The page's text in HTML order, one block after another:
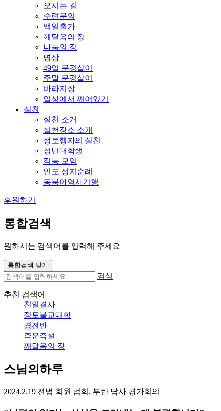
오시는 길
수련문의
백일출가
깨달음의 장
나눔의 장
명상
49일 문경살이
주말 문경살이
바라지장
일상에서 깨어있기
실천
실천 소개
실천장소 소개
정토행자의 실천
청년대학생
직능 모임
인도 성지순례
동북아역사기행
후원하기
통합검색
원하시는 검색어를 입력해 주세요
통합검색 닫기
검색
추천 검색어
천일결사
정토불교대학
경전반
즉문즉설
깨달음의 장
스님의하루
2024.2.19 전법 회원 법회, 부탄 답사 평가회의